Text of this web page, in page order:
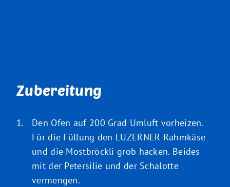
Zubereitung
Den Ofen auf 200 Grad Umluft vorheizen.
Für die Füllung den LUZERNER Rahmkäse
und die Mostbröckli grob hacken. Beides
mit der Petersilie und der Schalotte
vermengen.